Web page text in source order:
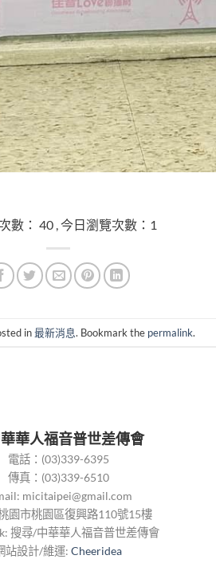
數： 40 , 今日瀏覽次數：1
in最新消息. Bookmark the permalink.
華人福音普世差傳會
電話：(03)339-6395
傳真：(03)339-6510
micitaipei@gmail.com
園市桃園區復興路110號15樓
搜尋/中華華人福音普世差傳會
站設計/維運: Cheeridea